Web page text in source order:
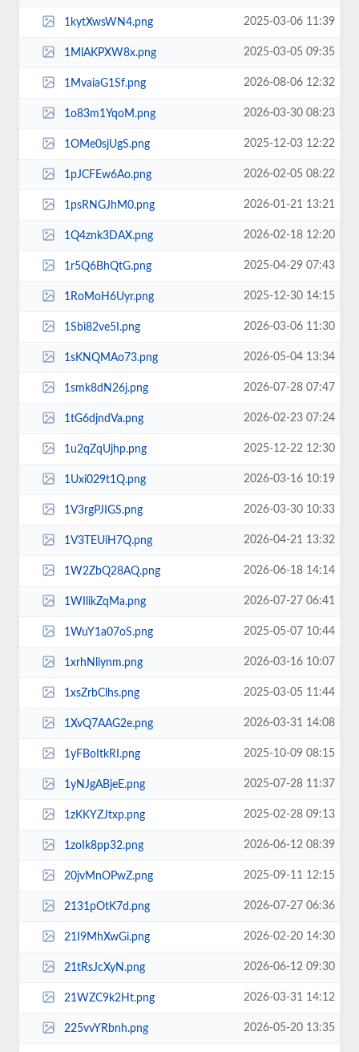
1kytXwsWN4.png 2025-03-06 11:39
1MlAKPXW8x.png 2025-03-05 09:35
1MvaiaG1Sf.png 2026-08-06 12:32
1o83m1YqoM.png 2026-03-30 08:23
1OMe0sjUgS.png 2025-12-03 12:22
1pJCFEw6Ao.png 2026-02-05 08:22
1psRNGJhM0.png 2026-01-21 13:21
1Q4znk3DAX.png 2026-02-18 12:20
1r5Q6BhQtG.png 2025-04-29 07:43
1RoMoH6Uyr.png 2025-12-30 14:15
1Sbi82ve5I.png 2026-03-06 11:30
1sKNQMAo73.png 2026-05-04 13:34
1smk8dN26j.png 2026-07-28 07:47
1tG6djndVa.png 2026-02-23 07:24
1u2qZqUjhp.png 2025-12-22 12:30
1Uxi029t1Q.png 2026-03-16 10:19
1V3rgPJIGS.png 2026-03-30 10:33
1V3TEUiH7Q.png 2026-04-21 13:32
1W2ZbQ28AQ.png 2026-06-18 14:14
1WIlikZqMa.png 2026-07-27 06:41
1WuY1a07oS.png 2025-05-07 10:44
1xrhNliynm.png 2026-03-16 10:07
1xsZrbClhs.png 2025-03-05 11:44
1XvQ7AAG2e.png 2026-03-31 14:08
1yFBoItkRI.png 2025-10-09 08:15
1yNJgABjeE.png 2025-07-28 11:37
1zKKYZJtxp.png 2025-02-28 09:13
1zoIk8pp32.png 2026-06-12 08:39
20jvMnOPwZ.png 2025-09-11 12:15
2131pOtK7d.png 2026-07-27 06:36
21I9MhXwGi.png 2026-02-20 14:30
21tRsJcXyN.png 2026-06-12 09:30
21WZC9k2Ht.png 2026-03-31 14:12
225vvYRbnh.png 2026-05-20 13:35